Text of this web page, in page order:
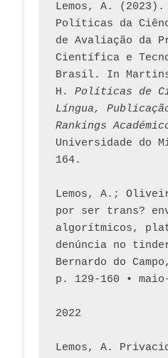
Lemos, A.
Políticas da
de Avaliação da
Científica e
Brasil. In
H. Políticas de
Língua,
Rankings
Universidade do
164.
Lemos, A.;
por ser trans?
algorítmicos,
denúncia no
Bernardo do
p. 129-160 •
2022
Lemos, A.